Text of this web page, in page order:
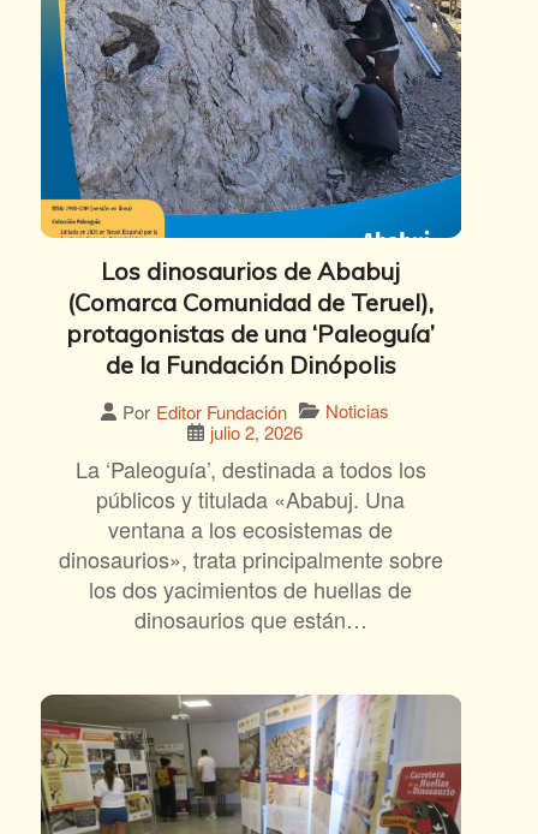
Los dinosaurios de Ababuj
(Comarca Comunidad de Teruel),
protagonistas de una ‘Paleoguía’
de la Fundación Dinópolis
Por Editor Fundación
Noticias
julio 2, 2026
La ‘Paleoguía’, destinada a todos los
públicos y titulada «Ababuj. Una
ventana a los ecosistemas de
dinosaurios», trata principalmente sobre
los dos yacimientos de huellas de
dinosaurios que están…